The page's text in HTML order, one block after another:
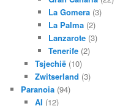
La Gomera (3)
La Palma (2)
Lanzarote (3)
Tenerife (2)
Tsjechië(10)
Zwitserland (3)
Paranoia (94)
AI (12)